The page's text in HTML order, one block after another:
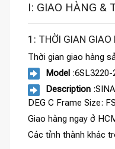
I: GIAO HÀNG &
1: THỜI GIAN GIAO
Thời gian giao hàng
Model :6SL3220-
Description
DEG C Frame Size:
Giao hàng ngay ở
Các tỉnh thành khác